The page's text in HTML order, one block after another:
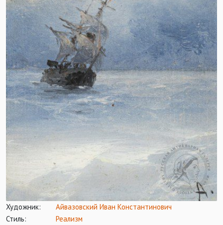
Художник:
Айвазовский Иван Константинович
Стиль:
Реализм